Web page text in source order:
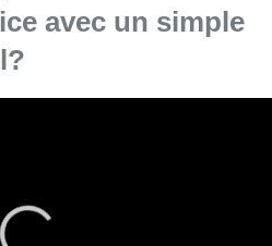
avec un simple
la gestion de la Région
certaines discussions. Il